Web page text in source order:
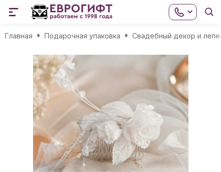
Главная Подарочная упаковка Свадебный декор и